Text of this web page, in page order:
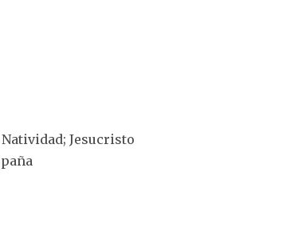
Jesucristo